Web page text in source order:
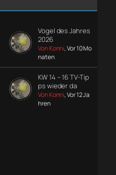
Vogel des Jahres
2026
Von Konni, Vor 10 Mo
naten
KW 14 – 16 TV-Tip
ps wieder da
Von Konni, Vor 12 Ja
hren